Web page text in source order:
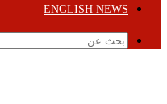
ENGLISH NEWS